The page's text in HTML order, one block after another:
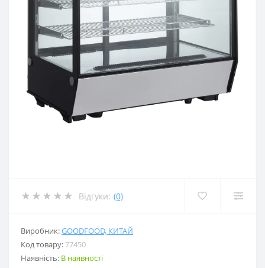
Відгуки: (0)
Виробник:GOODFOOD, КИТАЙ
Код товару:77450
Наявність: В наявності